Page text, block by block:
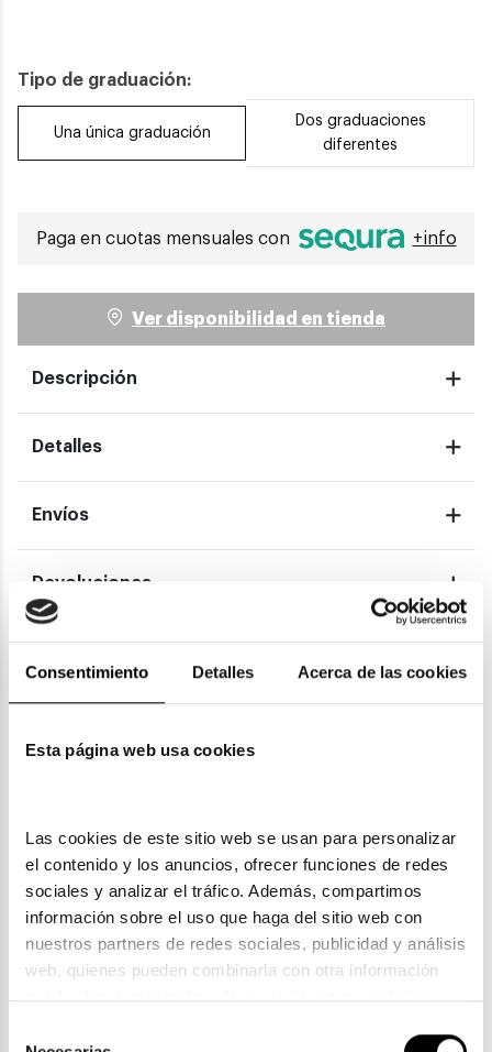
Consentimiento Detalles Acerca de las cookies
Esta página web usa cookies
Las cookies de este sitio web se usan para personalizar
el contenido y los anuncios, ofrecer funciones de redes
sociales y analizar el tráfico. Además, compartimos
información sobre el uso que haga del sitio web con
nuestros partners de redes sociales, publicidad y análisis
web, quienes pueden combinarla con otra información
que les haya proporcionado o que hayan recopilado a
Tipo de graduación:
Una única graduación
Dos graduaciones
diferentes
Paga en cuotas mensuales con +info
Ver disponibilidad en tienda
Descripción
Detalles
Envíos
Devoluciones
También te puede gustar